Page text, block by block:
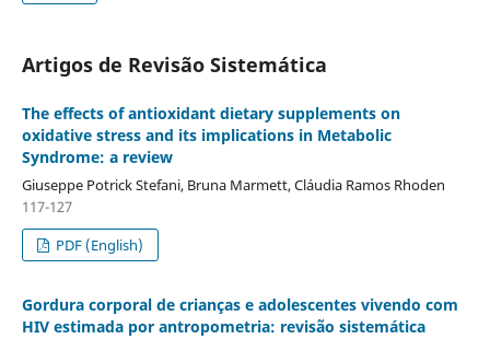
Artigos de Revisão Sistemática
The effects of antioxidant dietary supplements on
oxidative stress and its implications in Metabolic
Syndrome: a review
Giuseppe Potrick Stefani, Bruna Marmett, Cláudia Ramos Rhoden
117-127
PDF (English)
Gordura corporal de crianças e adolescentes vivendo com
HIV estimada por antropometria: revisão sistemática